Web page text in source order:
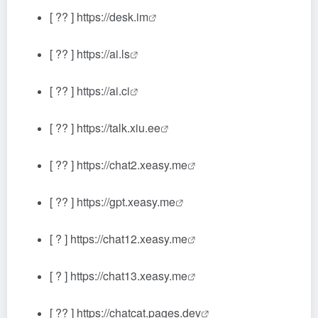
[ ?? ] https://desk.im
[ ?? ] https://ai.ls
[ ?? ] https://ai.ci
[ ?? ] https://talk.xiu.ee
[ ?? ] https://chat2.xeasy.me
[ ?? ] https://gpt.xeasy.me
[ ? ] https://chat12.xeasy.me
[ ? ] https://chat13.xeasy.me
[ ?? ] https://chatcat.pages.dev